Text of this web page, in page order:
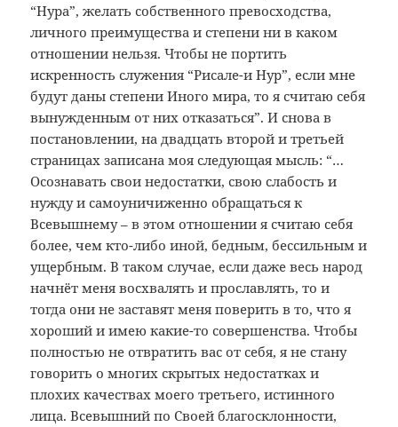
“Нура”, желать собственного превосходства,
личного преимущества и степени ни в каком
отношении нельзя. Чтобы не портить
искренность служения “Рисале-и Нур”, если мне
будут даны степени Иного мира, то я считаю себя
вынужденным от них отказаться”. И снова в
постановлении, на двадцать второй и третьей
страницах записана моя следующая мысль: “…
Осознавать свои недостатки, свою слабость и
нужду и самоуничиженно обращаться к
Всевышнему – в этом отношении я считаю себя
более, чем кто-либо иной, бедным, бессильным и
ущербным. В таком случае, если даже весь народ
начнёт меня восхвалять и прославлять, то и
тогда они не заставят меня поверить в то, что я
хороший и имею какие-то совершенства. Чтобы
полностью не отвратить вас от себя, я не стану
говорить о многих скрытых недостатках и
плохих качествах моего третьего, истинного
лица. Всевышний по Своей благосклонности,